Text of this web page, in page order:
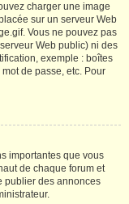
charger une image
sur un serveur Web
Vous ne pouvez pas
Web public) ni des
exemple : boîtes
de passe, etc. Pour
importantes que vous
de chaque forum et
publier des annonces